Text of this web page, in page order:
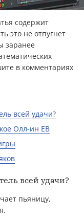
содержит
это не отпугнет
заранее
в комментариях
всей удачи?
Олл-ин ЕВ
всей удачи?
пьяницу,